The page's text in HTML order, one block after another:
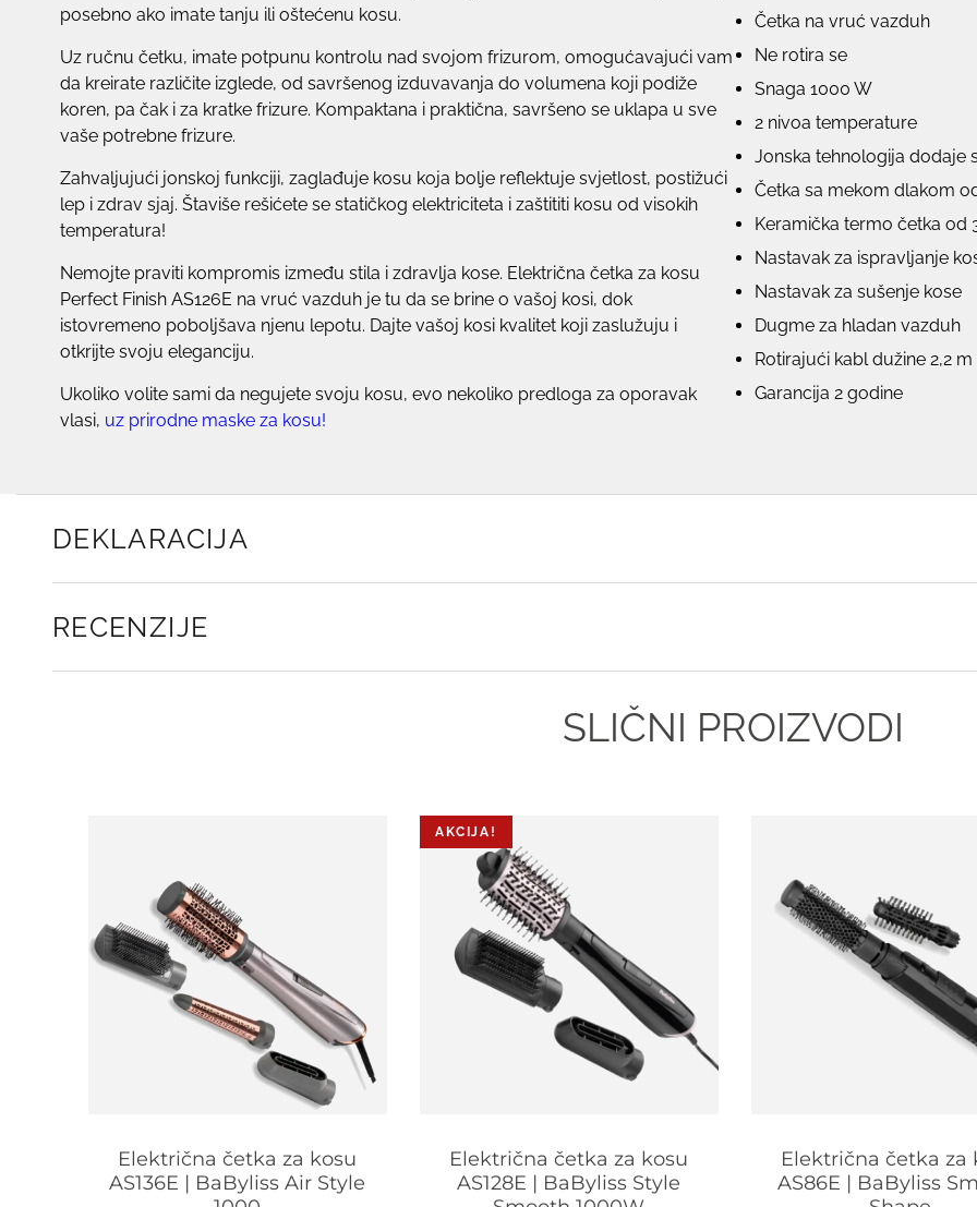
posebno ako imate tanju ili oštećenu kosu.
Uz ručnu četku, imate potpunu kontrolu nad svojom frizurom, omogućavajući vam
da kreirate različite izglede, od savršenog izduvavanja do volumena koji podiže
koren, pa čak i za kratke frizure. Kompaktana i praktična, savršeno se uklapa u sve
vaše potrebne frizure.
Zahvaljujući jonskoj funkciji, zaglađuje kosu koja bolje reflektuje svjetlost, postižući
lep i zdrav sjaj. Štaviše rešićete se statičkog elektriciteta i zaštititi kosu od visokih
temperatura!
Nemojte praviti kompromis između stila i zdravlja kose. Električna četka za kosu
Perfect Finish AS126E na vruć vazduh je tu da se brine o vašoj kosi, dok
istovremeno poboljšava njenu lepotu. Dajte vašoj kosi kvalitet koji zaslužuju i
otkrijte svoju eleganciju.
Ukoliko volite sami da negujete svoju kosu, evo nekoliko predloga za oporavak
vlasi, uz prirodne maske za kosu!
Četka na vruć vazduh
Ne rotira se
Snaga 1000 W
2 nivoa temperature
Jonska tehnologija dodaje
Četka sa mekom dlakom
Keramička termo četka od
Nastavak za ispravljanje
Nastavak za sušenje kose
Dugme za hladan vazduh
Rotirajući kabl dužine 2,2 m
Garancija 2 godine
DEKLARACIJA
RECENZIJE
SLIČNI PROIZVODI
Električna četka za kosu
AS136E | BaByliss Air Style
AKCIJA!
Električna četka za kosu
AS128E | BaByliss Style
Električna četka za
AS86E | BaByliss